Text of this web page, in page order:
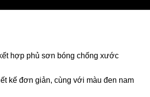
hợp phủ sơn bóng chống xước
kế đơn giản, cùng với màu đen nam